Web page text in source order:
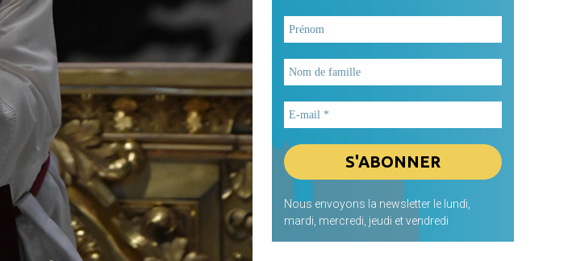
Nous envoyons la newsletter le lundi,
mardi, mercredi, jeudi et vendredi